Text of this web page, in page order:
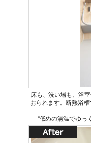
床も、洗い場も、浴
おられます。断熱浴
“低めの湯温でゆっ